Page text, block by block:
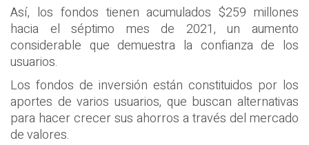
Así, los fondos tienen acumulados $259 millones
hacia el séptimo mes de 2021, un aumento
considerable que demuestra la confianza de los
usuarios.
Los fondos de inversión están constituidos por los
aportes de varios usuarios, que buscan alternativas
para hacer crecer sus ahorros a través del mercado
de valores.